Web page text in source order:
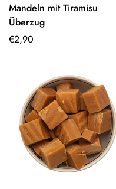
Optionen
Mandeln mit Tiramisu
Überzug
Regulärer
€2,90